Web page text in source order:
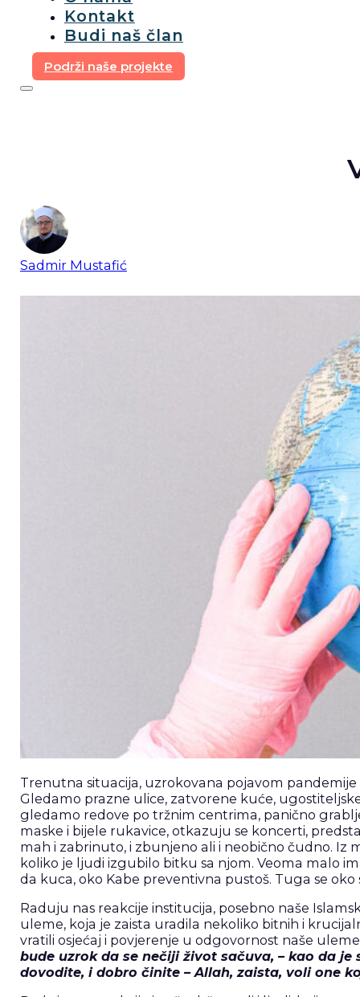
Kontakt
Budi naš član
Podrži naše projekte
Sadmir Mustafić
Trenutna situacija, uzrokovana pojavom
Gledamo prazne ulice, zatvorene kuće,
gledamo redove po tržnim centrima, panično
maske i bijele rukavice, otkazuju se koncerti,
mah i zabrinuto, i zbunjeno ali i neobično čudno.
koliko je ljudi izgubilo bitku sa njom. Veoma malo
da kuca, oko Kabe preventivna pustoš. Tuga se
Raduju nas reakcije institucija, posebno naše
uleme, koja je zaista uradila nekoliko bitnih i
vratili osjećaj i povjerenje u odgovornost naše
bude uzrok da se nečiji život sačuva, – kao da
dovodite, i dobro činite – Allah, zaista, voli one